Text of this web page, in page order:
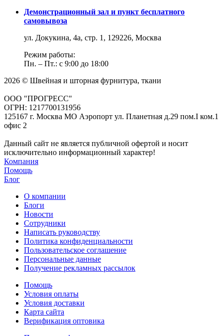
Демонстрационный зал и пункт бесплатного
самовывоза
ул. Докукина, 4а, стр. 1, 129226, Москва
Режим работы:
Пн. – Пт.: с 9:00 до 18:00
2026 © Швейная и шторная фурнитура, ткани
ООО "ПРОГРЕСС"
ОГРН: 1217700131956
125167 г. Москва МО Аэропорт ул. Планетная д.29 пом.I ком.1
офис 2
Данный сайт не является публичной офертой и носит
исключительно информационный характер!
Компания
Помощь
Блог
О компании
Блоги
Новости
Сотрудники
Написать руководству
Политика конфиденциальности
Пользовательское соглашение
Персональные данные
Получение рекламных рассылок
Помощь
Условия оплаты
Условия доставки
Карта сайта
Верификация оптовика